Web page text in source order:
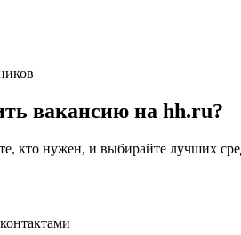
вакансию на hh.ru?
кто нужен, и выбирайте лучших